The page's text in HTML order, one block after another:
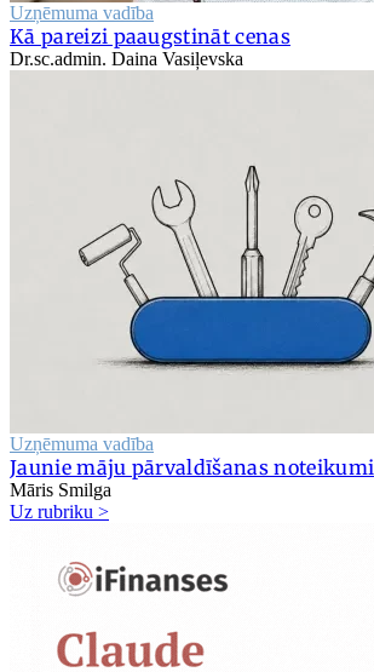
Uzņēmuma vadība
Kā pareizi paaugstināt cenas
Dr.sc.admin. Daina Vasiļevska
Uzņēmuma vadība
Jaunie māju pārvaldīšanas noteikumi
Māris Smilga
Uz rubriku >